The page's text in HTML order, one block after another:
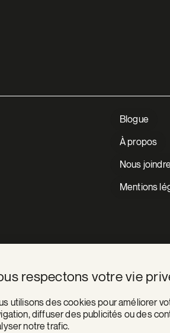
Blogue
À propos
Nous joindre
Mentions
Facebook
LinkedIn
respectons votre vie
utilisons des cookies pour améliorer
diffuser des publicités ou des
notre trafic.